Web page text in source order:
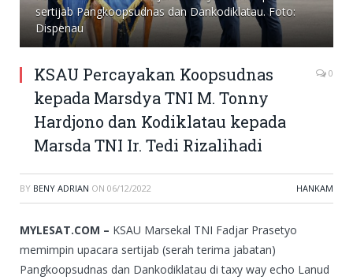
sertijab Pangkoopsudnas dan Dankodiklatau. Foto:
Dispenau
KSAU Percayakan Koopsudnas
kepada Marsdya TNI M. Tonny
Hardjono dan Kodiklatau kepada
Marsda TNI Ir. Tedi Rizalihadi
0
BY BENY ADRIAN ON 06/12/2022 HANKAM
MYLESAT.COM – KSAU Marsekal TNI Fadjar Prasetyo
memimpin upacara sertijab (serah terima jabatan)
Pangkoopsudnas dan Dankodiklatau di taxy way echo Lanud